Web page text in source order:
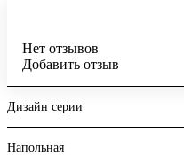
Нет отзывов
Добавить отзыв
Дизайн серии
Напольная